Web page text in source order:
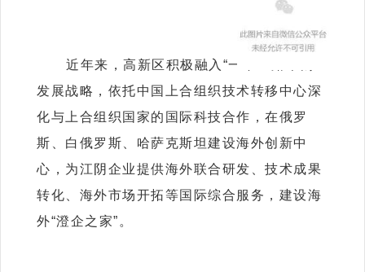
近年来，高新区积极融入“一带一路”国家
发展战略，依托中国上合组织技术转移中心深
化与上合组织国家的国际科技合作，在俄罗
斯、白俄罗斯、哈萨克斯坦建设海外创新中
心，为江阴企业提供海外联合研发、技术成果
转化、海外市场开拓等国际综合服务，建设海
外“澄企之家”。